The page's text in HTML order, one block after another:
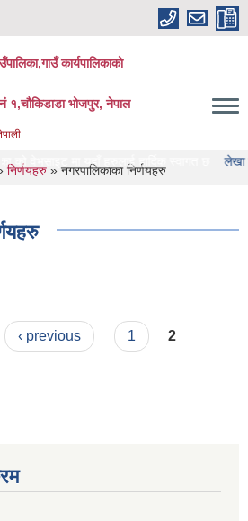
कार्यपालिकाको
१,चौकिडाडा भोजपुर, नेपाल
मा यहाँ हरुलाई हार्दिक स्वागत छ लेखा परिक्षण
निर्णयहरु » नगरपालिकाका निर्णयहरु
‹ previous 1 2